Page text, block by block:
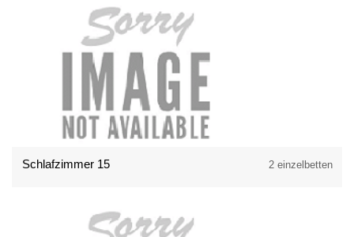
Schlafzimmer 15 2 einzelbetten